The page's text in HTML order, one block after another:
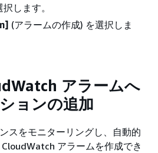
します。
(アラームの作成) を選択しま
アラームへ
ョンの追加
スをモニターリングし、自動的
アラームを作成でき